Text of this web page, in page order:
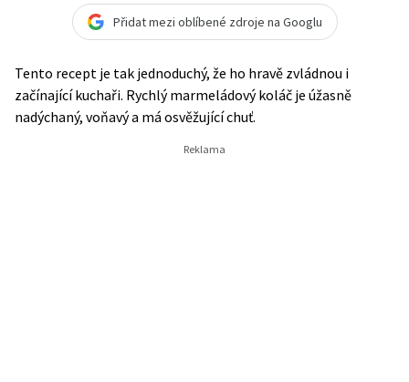
Přidat mezi oblíbené zdroje na Googlu
Tento recept je tak jednoduchý, že ho hravě zvládnou i
začínající kuchaři. Rychlý marmeládový koláč je úžasně
nadýchaný, voňavý a má osvěžující chuť.